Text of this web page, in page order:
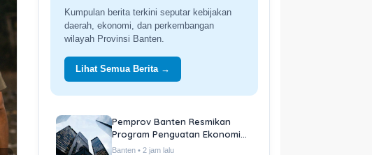
Kumpulan berita terkini seputar kebijakan
daerah, ekonomi, dan perkembangan
wilayah Provinsi Banten.
Lihat Semua Berita →
Pemprov Banten Resmikan
Program Penguatan Ekonomi
Daerah
Banten • 2 jam lalu